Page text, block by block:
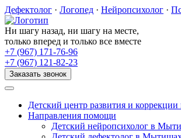
Skip
to
content
Дефектолог · Логопед · Нейропсихолог ·
Ни шагу назад, ни шагу на месте,
только вперед и только все вместе
+7 (967) 171-76-96
+7 (967) 121-82-23
Заказать звонок
Детский центр развития и
Направления помощи
Детский нейропсихолог в